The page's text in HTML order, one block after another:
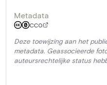
Metadata
CC0
Deze toewijzing aan het
metadata. Geassocieerde
auteursrechtelijke status